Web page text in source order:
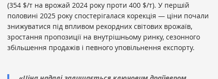
(354 $/т на врожай 2024 року проти 400 $/т). У першій
половині 2025 року спостерігалася корекція — ціни почали
знижуватися під впливом рекордних світових врожаїв,
зростання пропозиції на внутрішньому ринку, сезонного
збільшення продажів і певного уповільнення експорту.